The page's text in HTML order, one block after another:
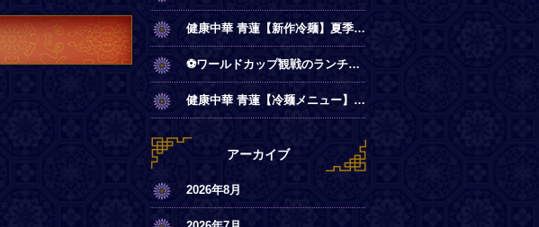
健康中華 青蓮【新作冷麺】夏季限定◎冷やし麻辣麺
⚽ワールドカップ観戦のランチは青蓮で！
健康中華 青蓮【冷麺メニュー】一部店舗にてスタート
アーカイブ
2026年8月